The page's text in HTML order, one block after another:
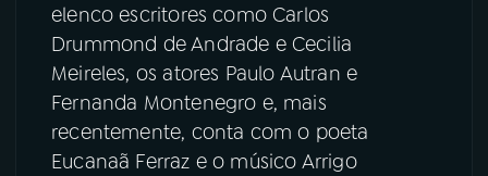
elenco escritores como Carlos
Drummond de Andrade e Cecilia
Meireles, os atores Paulo Autran e
Fernanda Montenegro e, mais
recentemente, conta com o poeta
Eucanaã Ferraz e o músico Arrigo